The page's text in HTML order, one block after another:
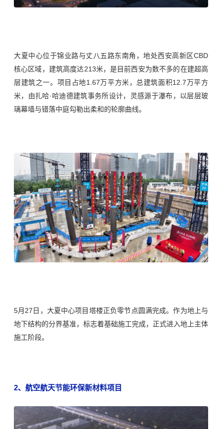
大夏中心位于锦业路与丈八五路东南角，地处西安高新区CBD
核心区域，建筑高度达213米，是目前西安为数不多的在建超高
层建筑之一。 项目占地1.67万平方米，总建筑面积12.7万平方
米，由扎哈·哈迪德建筑事务所设计，灵感源于瀑布，以层层玻
璃幕墙与错落中庭勾勒出柔和的轮廓曲线。
5月27日，大夏中心项目塔楼正负零节点圆满完成。作为地上与
地下结构的分界基准，标志着基础施工完成，正式进入地上主体
施工阶段。‌‌
2、 航空航天节能环保新材料项目